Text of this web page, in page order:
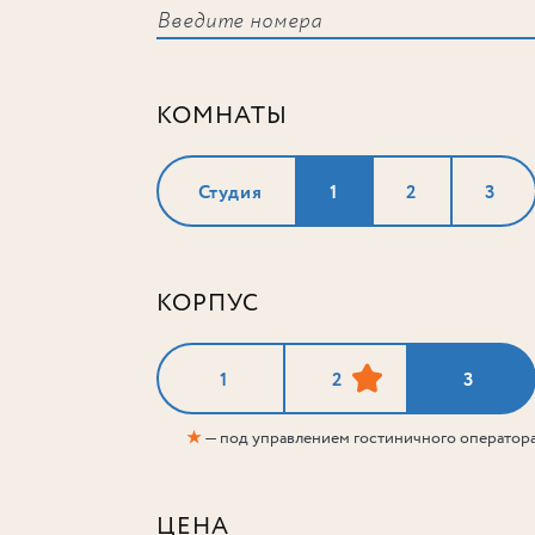
КОМНАТЫ
Студия 1 2 3
КОРПУС
1 2 3
★— под управлением гостиничного
ЦЕНА